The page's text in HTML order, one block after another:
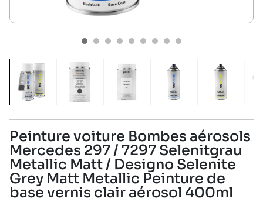
Peinture voiture Bombes aérosols
Mercedes 297 / 7297 Selenitgrau
Metallic Matt / Designo Selenite
Grey Matt Metallic Peinture de
base vernis clair aérosol 400ml